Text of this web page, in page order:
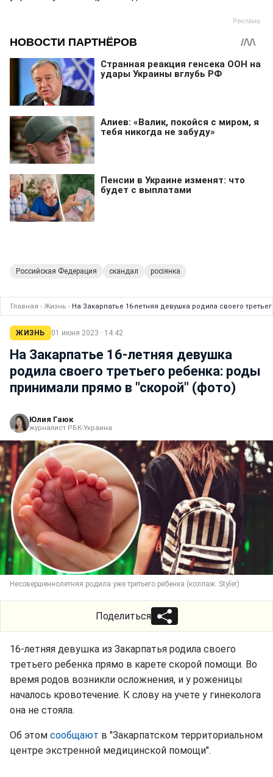
Российская Федерация скандал росіянка
Главная › Жизнь › На Закарпатье 16-летняя девушка родила своего
ЖИЗНЬ 01 июня 2023 · 14:42
На Закарпатье 16-летняя девушка
родила своего третьего ребенка: роды
принимали прямо в "скорой" (фото)
Юлия Гаюк
журналист РБК-Украина
Несовершеннолетняя родила уже третьего ребенка (коллаж: Styler)
Поделиться
16-летняя девушка из Закарпатья родила своего
третьего ребенка прямо в карете скорой помощи. Во
время родов возникли осложнения, и у роженицы
началось кровотечение. К слову на учете у гинеколога
она не стояла.
Об этом сообщают в "Закарпатском территориальном
центре экстренной медицинской помощи".